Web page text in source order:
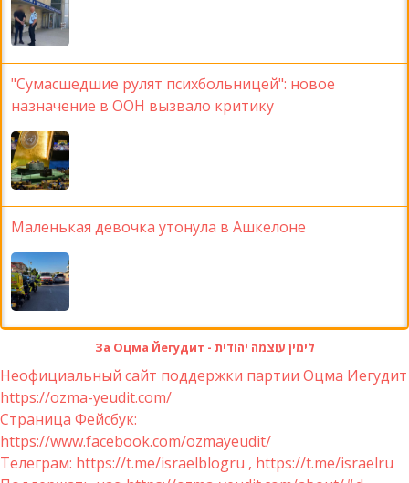
"Сумасшедшие рулят психбольницей": новое
назначение в ООН вызвало критику
Маленькая девочка утонула в Ашкелоне
За Оцма Йегудит - לימין עוצמה יהודית
Неофициальный сайт поддержки партии Оцма Иегудит
https://ozma-yeudit.com/
Страница Фейсбук:
https://www.facebook.com/ozmayeudit/
Телеграм: https://t.me/israelblogru , https://t.me/israelru